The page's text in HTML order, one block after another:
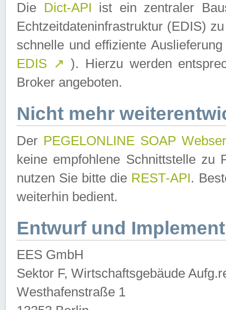
Die Dict-API ist ein zentraler
Echtzeitdateninfrastruktur (EDIS)
schnelle und effiziente
EDIS ↗ ). Hierzu werden
Broker angeboten.
Nicht mehr
Der PEGELONLINE SOAP
keine empfohlene Schnittstelle zu
nutzen Sie bitte die REST-API.
weiterhin bedient.
Entwurf und
EES GmbH
Sektor F, Wirtschaftsgebäude
Westhafenstraße 1